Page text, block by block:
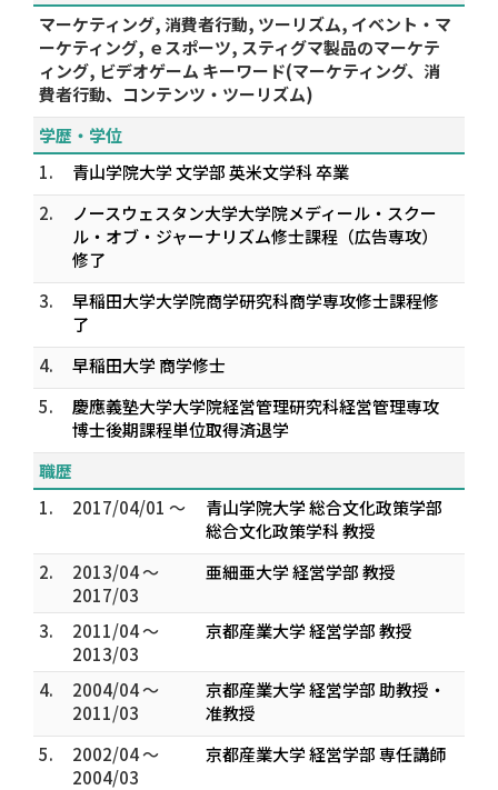
マーケティング, 消費者行動, ツーリズム, イベント・マ
ーケティング, ｅスポーツ, スティグマ製品のマーケテ
ィング, ビデオゲーム キーワード(マーケティング、消
費者行動、コンテンツ・ツーリズム)
学歴・学位
1.
青山学院大学 文学部 英米文学科 卒業
2.
ノースウェスタン大学大学院メディール・スクー
ル・オブ・ジャーナリズム修士課程（広告専攻）
修了
3.
早稲田大学大学院商学研究科商学専攻修士課程修
了
4.
早稲田大学 商学修士
5.
慶應義塾大学大学院経営管理研究科経営管理専攻
博士後期課程単位取得済退学
職歴
1.
2017/04/01 ～
青山学院大学 総合文化政策学部
総合文化政策学科 教授
2.
2013/04 ～
2017/03
亜細亜大学 経営学部 教授
3.
2011/04 ～
2013/03
京都産業大学 経営学部 教授
4.
2004/04 ～
2011/03
京都産業大学 経営学部 助教授・
准教授
5.
2002/04 ～
2004/03
京都産業大学 経営学部 専任講師